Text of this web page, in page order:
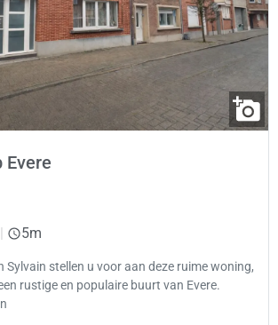
Evere
5m
Sylvain stellen u voor aan deze ruime woning,
rustige en populaire buurt van Evere.